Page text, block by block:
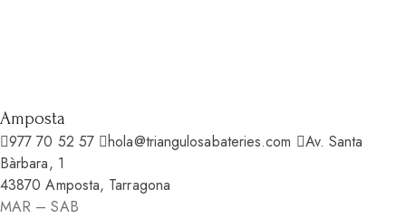
Amposta
977 70 52 57 hola@triangulosabateries.com
Av. Santa
Bàrbara, 1
43870 Amposta, Tarragona
MAR – SAB